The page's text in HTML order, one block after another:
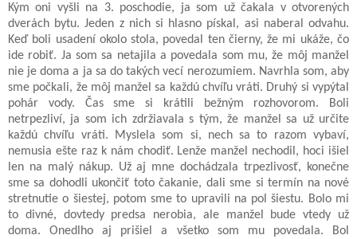
Kým oni vyšli na 3. poschodie, ja som už čakala v otvorených
dverách bytu. Jeden z nich si hlasno pískal, asi naberal odvahu.
Keď boli usadení okolo stola, povedal ten čierny, že mi ukáže, čo
ide robiť. Ja som sa netajila a povedala som mu, že môj manžel
nie je doma a ja sa do takých vecí nerozumiem. Navrhla som, aby
sme počkali, že môj manžel sa každú chvíľu vráti. Druhý si vypýtal
pohár vody. Čas sme si krátili bežným rozhovorom. Boli
netrpezliví, ja som ich zdržiavala s tým, že manžel sa už určite
každú chvíľu vráti. Myslela som si, nech sa to razom vybaví,
nemusia ešte raz k nám chodiť. Lenže manžel nechodil, hoci išiel
len na malý nákup. Už aj mne dochádzala trpezlivosť, konečne
sme sa dohodli ukončiť toto čakanie, dali sme si termín na nové
stretnutie o šiestej, potom sme to upravili na pol šiestu. Bolo mi
to divné, dovtedy predsa nerobia, ale manžel bude vtedy už
doma. Onedlho aj prišiel a všetko som mu povedala. Bol